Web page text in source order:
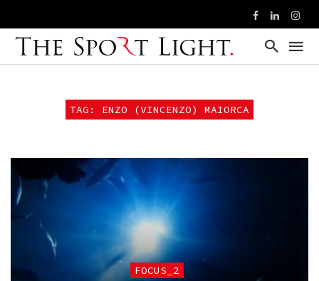
TAG: ENZO (VINCENZO) MAIORCA
FOCUS_2